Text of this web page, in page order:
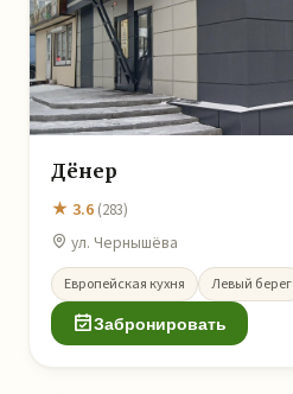
Дёнер
★ 3.6 (283)
ул. Чернышёва
Европейская кухня Левый берег
Забронировать